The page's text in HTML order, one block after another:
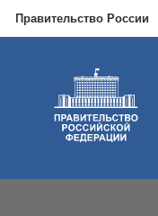
Правительство России